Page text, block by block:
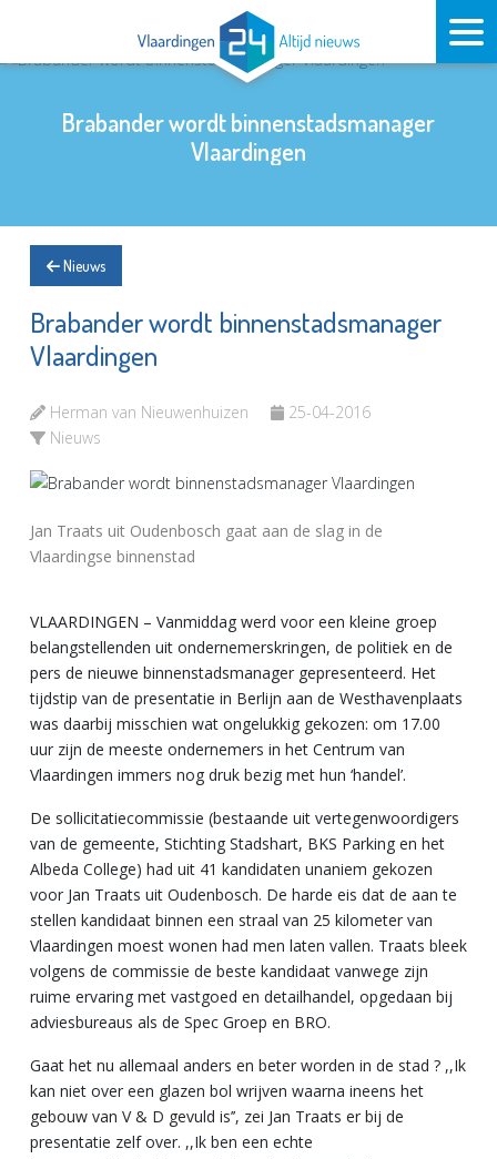
Brabander wordt binnenstadsmanager
Vlaardingen
Nieuws
Brabander wordt binnenstadsmanager
Vlaardingen
Herman van Nieuwenhuizen
25-04-2016
Nieuws
Jan Traats uit Oudenbosch gaat aan de slag in de
Vlaardingse binnenstad
VLAARDINGEN – Vanmiddag werd voor een kleine groep
belangstellenden uit ondernemerskringen, de politiek en de
pers de nieuwe binnenstadsmanager gepresenteerd. Het
tijdstip van de presentatie in Berlijn aan de Westhavenplaats
was daarbij misschien wat ongelukkig gekozen: om 17.00
uur zijn de meeste ondernemers in het Centrum van
Vlaardingen immers nog druk bezig met hun ‘handel’.
De sollicitatiecommissie (bestaande uit vertegenwoordigers
van de gemeente, Stichting Stadshart, BKS Parking en het
Albeda College) had uit 41 kandidaten unaniem gekozen
voor Jan Traats uit Oudenbosch. De harde eis dat de aan te
stellen kandidaat binnen een straal van 25 kilometer van
Vlaardingen moest wonen had men laten vallen. Traats bleek
volgens de commissie de beste kandidaat vanwege zijn
ruime ervaring met vastgoed en detailhandel, opgedaan bij
adviesbureaus als de Spec Groep en BRO.
Gaat het nu allemaal anders en beter worden in de stad ? ,,Ik
kan niet over een glazen bol wrijven waarna ineens het
gebouw van V & D gevuld is’’, zei Jan Traats er bij de
presentatie zelf over. ,,Ik ben een echte